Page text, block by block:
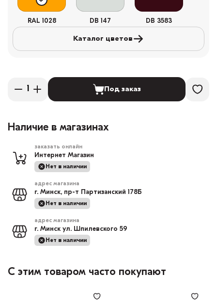
RAL 1028 DB 147 DB 3583
Каталог цветов
Под заказ
Наличие в магазинах
заказать онлайн
Интернет Магазин
Нет в наличии
адрес магазина
г. Минск, пр-т Партизанский 178Б
Нет в наличии
адрес магазина
г. Минск ул. Шпилевского 59
Нет в наличии
С этим товаром часто покупают